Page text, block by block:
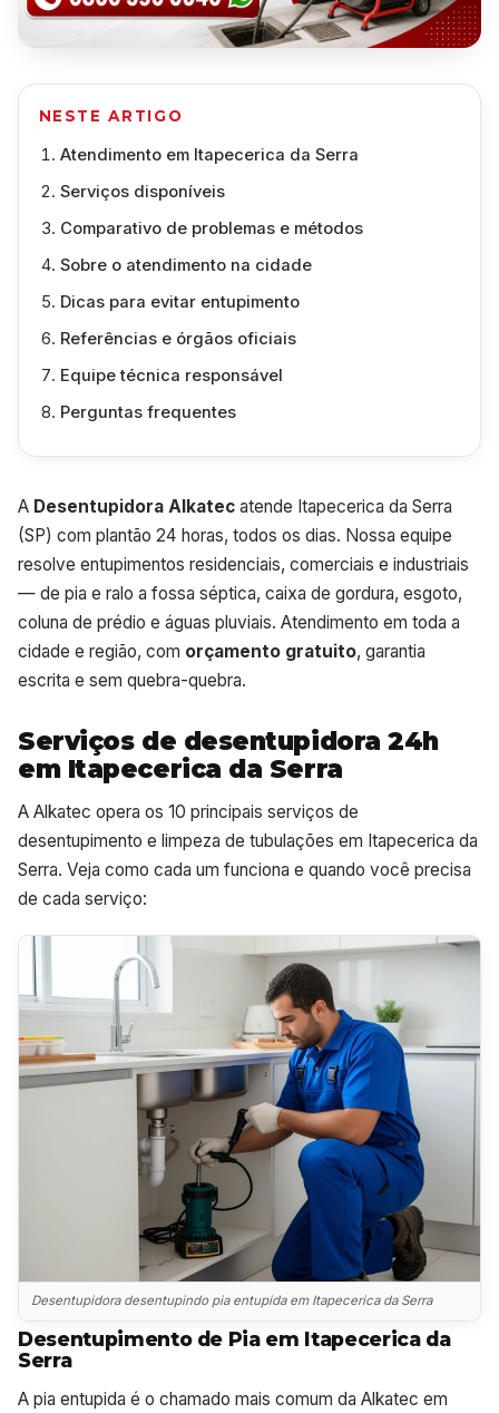
NESTE ARTIGO
Atendimento em Itapecerica da Serra
Serviços disponíveis
Comparativo de problemas e métodos
Sobre o atendimento na cidade
Dicas para evitar entupimento
Referências e órgãos oficiais
Equipe técnica responsável
Perguntas frequentes
A Desentupidora Alkatec atende Itapecerica da Serra
(SP) com plantão 24 horas, todos os dias. Nossa equipe
resolve entupimentos residenciais, comerciais e industriais
— de pia e ralo a fossa séptica, caixa de gordura, esgoto,
coluna de prédio e águas pluviais. Atendimento em toda a
cidade e região, com orçamento gratuito, garantia
escrita e sem quebra-quebra.
Serviços de desentupidora 24h
em Itapecerica da Serra
A Alkatec opera os 10 principais serviços de
desentupimento e limpeza de tubulações em Itapecerica da
Serra. Veja como cada um funciona e quando você precisa
de cada serviço:
Desentupidora desentupindo pia entupida em Itapecerica da Serra
Desentupimento de Pia em Itapecerica da
Serra
A pia entupida é o chamado mais comum da Alkatec em